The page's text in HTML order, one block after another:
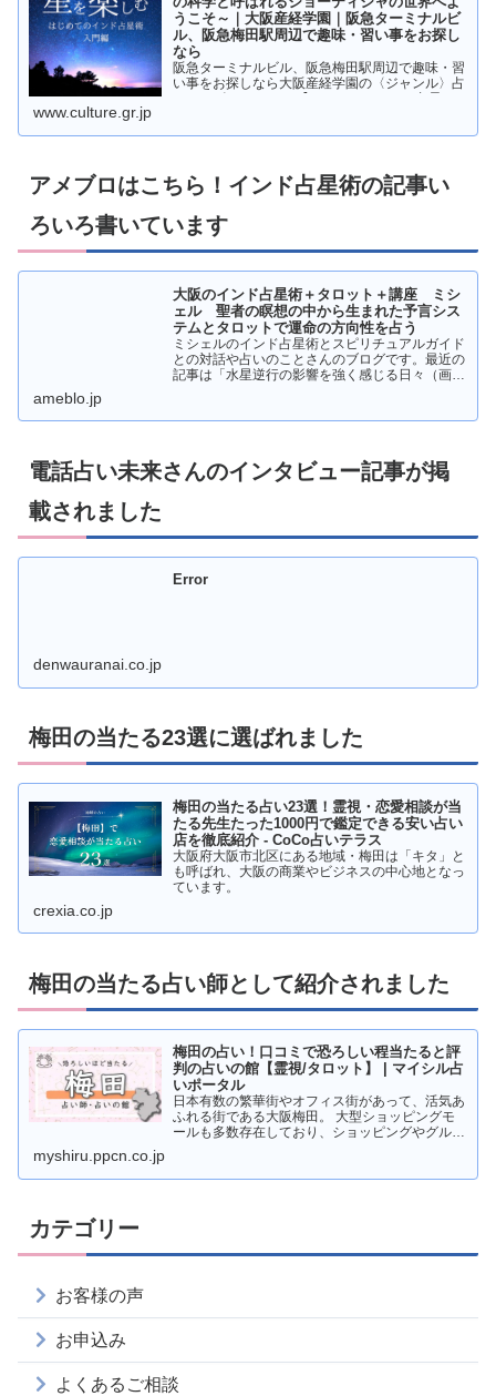
うこそ～｜大阪産経学園｜阪急ターミナルビ
ル、阪急梅田駅周辺で趣味・習い事をお探し
なら
阪急ターミナルビル、阪急梅田駅周辺で趣味・習
い事をお探しなら大阪産経学園の〈ジャンル〉占
www.culture.gr.jp
アメブロはこちら！インド占星術の記事い
ろいろ書いています
大阪のインド占星術＋タロット＋講座 ミシ
ェル 聖者の瞑想の中から生まれた予言シス
テムとタロットで運命の方向性を占う
ミシェルのインド占星術とスピリチュアルガイド
との対話や占いのことさんのブログです。最近の
記事は「水星逆行の影響を強く感じる日々（画像
ameblo.jp
電話占い未来さんのインタビュー記事が掲
載されました
Error
denwauranai.co.jp
梅田の当たる23選に選ばれました
梅田の当たる占い23選！霊視・恋愛相談が当
たる先生たった1000円で鑑定できる安い占い
店を徹底紹介 - CoCo占いテラス
大阪府大阪市北区にある地域・梅田は「キタ」と
も呼ばれ、大阪の商業やビジネスの中心地となっ
ています。
crexia.co.jp
梅田の当たる占い師として紹介されました
梅田の占い！口コミで恐ろしい程当たると評
判の占いの館【霊視/タロット】 | マイシル占
いポータル
日本有数の繁華街やオフィス街があって、活気あ
ふれる街である大阪梅田。 大型ショッピングモ
ールも多数存在しており、ショッピングやグルメ
すか？ そこで本記事
myshiru.ppcn.co.jp
カテゴリー
お客様の声
お申込み
よくあるご相談